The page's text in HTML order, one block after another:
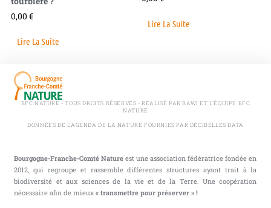
0,00 €
Lire La Suite
Lire La Suite
BFC NATURE - TOUS DROITS RÉSERVÉS - RÉALISÉ PAR BAWI ET L'ÉQUIPE BFC
NATURE
DONNÉES DE L'AGENDA DE LA NATURE FOURNIES PAR DÉCIBELLES DATA
Bourgogne-Franche-Comté Nature est une association fédératrice fondée en
2012, qui regroupe et rassemble différentes structures ayant trait à la
biodiversité et aux sciences de la vie et de la Terre. Une coopération
nécessaire afin de mieux« transmettre pour préserver » !